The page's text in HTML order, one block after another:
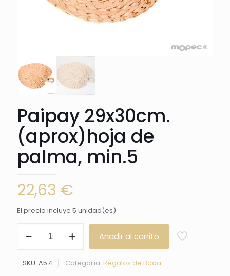
Paipay 29x30cm.
(aprox)hoja de
palma, min.5
22,63 €
El precio incluye 5 unidad(es)
29x30cm.
de
palma,
Añadir al carrito
SKU: A571 Categoría: Regalos de Boda